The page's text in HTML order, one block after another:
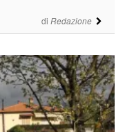
di Redazione